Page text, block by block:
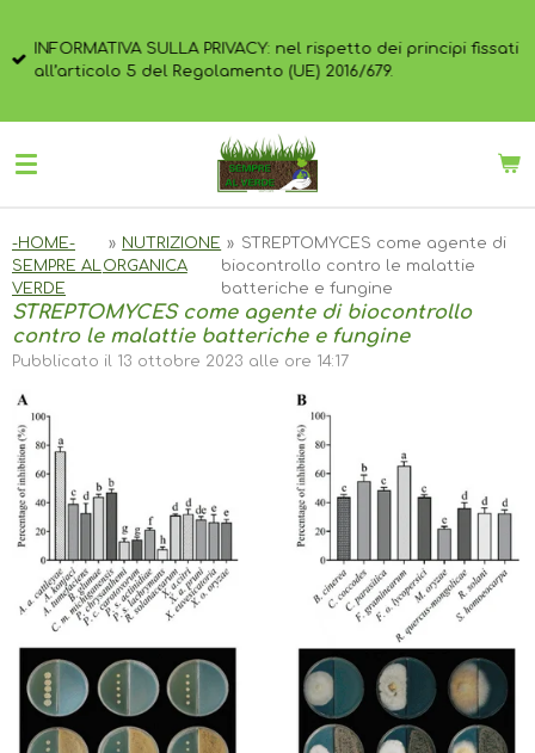
contenuto
INFORMATIVA SULLA PRIVACY: nel rispetto dei principi fissati
all’articolo 5 del Regolamento (UE) 2016/679.
-HOME-
SEMPRE AL
VERDE
» NUTRIZIONE
ORGANICA
» STREPTOMYCES come agente di
biocontrollo contro le malattie
batteriche e fungine
STREPTOMYCES come agente di biocontrollo
contro le malattie batteriche e fungine
Pubblicato il 13 ottobre 2023 alle ore 14:17